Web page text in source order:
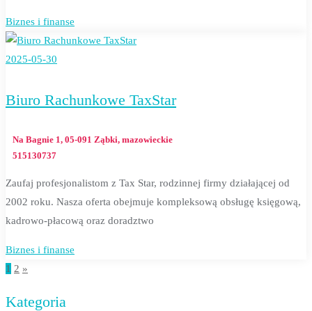
Biznes i finanse
2025-05-30
Biuro Rachunkowe TaxStar
Na Bagnie 1, 05-091 Ząbki, mazowieckie
515130737
Zaufaj profesjonalistom z Tax Star, rodzinnej firmy działającej od
2002 roku. Nasza oferta obejmuje kompleksową obsługę księgową,
kadrowo-płacową oraz doradztwo
Biznes i finanse
Stronicowanie
1 2 »
Kategoria